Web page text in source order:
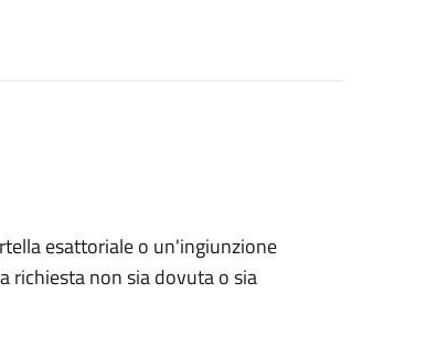
esattoriale o un'ingiunzione
richiesta non sia dovuta o sia